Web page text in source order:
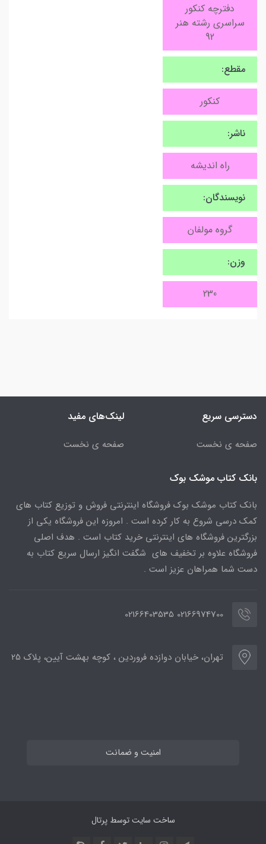
دفترچه کنکور
سراسری رشته هنر
92
مقطع:
کنکور
ناشر:
راه اندیشه
نویسندگان:
گروه مولفان
وزن:
230
دسترسی سریع
صفحه ی نخست
لینک‌های مفید
صفحه ی نخست
بانک کتاب موشک بوک
بانک کتاب موشک بوک فروشگاه اینترنتی فروش و توزیع کتاب های
کمک درسی شروع به کار کرده است . امروزه این فروشگاه یکی از
بزرگترین فروشگاه های اینترنتی خرید کتاب است . هدف اصلی
فروشگاه علاوه بر تخفیف های شگفت انگیز ارسال سریع کتاب به
دست شما همراهان عزیز است .
02166974700 02166403535
تهران، خیابان دوازده فروردین ، کوچه بهشت آیین، پلاک 25
امنیت و ضمانت
ساخت سایت توسطپرتال